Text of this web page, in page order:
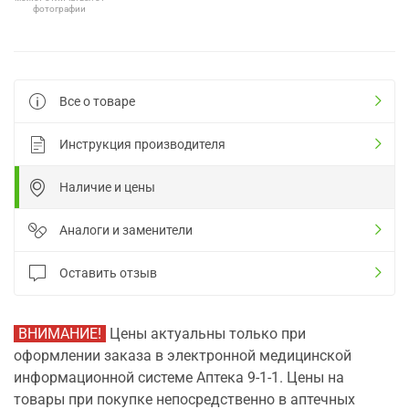
фотографии
Все о товаре
Инструкция производителя
Наличие и цены
Аналоги и заменители
Оставить отзыв
ВНИМАНИЕ! Цены актуальны только при
оформлении заказа в электронной медицинской
информационной системе Аптека 9-1-1. Цены на
товары при покупке непосредственно в аптечных